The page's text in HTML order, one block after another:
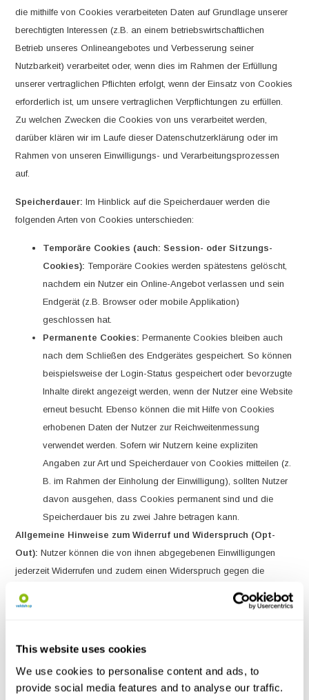
This website uses cookies
We use cookies to personalise content and ads, to
provide social media features and to analyse our traffic.
die mithilfe von Cookies verarbeiteten Daten auf Grundlage unserer
berechtigten Interessen (z.B. an einem betriebswirtschaftlichen
Betrieb unseres Onlineangebotes und Verbesserung seiner
Nutzbarkeit) verarbeitet oder, wenn dies im Rahmen der Erfüllung
unserer vertraglichen Pflichten erfolgt, wenn der Einsatz von Cookies
erforderlich ist, um unsere vertraglichen Verpflichtungen zu erfüllen.
Zu welchen Zwecken die Cookies von uns verarbeitet werden,
darüber klären wir im Laufe dieser Datenschutzerklärung oder im
Rahmen von unseren Einwilligungs- und Verarbeitungsprozessen
auf.
Speicherdauer:Im Hinblick auf die Speicherdauer werden die
folgenden Arten von Cookies unterschieden:
Temporäre Cookies (auch: Session- oder Sitzungs-
Cookies): Temporäre Cookies werden spätestens gelöscht,
nachdem ein Nutzer ein Online-Angebot verlassen und sein
Endgerät (z.B. Browser oder mobile Applikation)
geschlossen hat.
Permanente Cookies: Permanente Cookies bleiben auch
nach dem Schließen des Endgerätes gespeichert. So können
beispielsweise der Login-Status gespeichert oder bevorzugte
Inhalte direkt angezeigt werden, wenn der Nutzer eine Website
erneut besucht. Ebenso können die mit Hilfe von Cookies
erhobenen Daten der Nutzer zur Reichweitenmessung
verwendet werden. Sofern wir Nutzern keine expliziten
Angaben zur Art und Speicherdauer von Cookies mitteilen (z.
B. im Rahmen der Einholung der Einwilligung), sollten Nutzer
davon ausgehen, dass Cookies permanent sind und die
Speicherdauer bis zu zwei Jahre betragen kann.
Allgemeine Hinweise zum Widerruf und Widerspruch (Opt-
Out):Nutzer können die von ihnen abgegebenen Einwilligungen
jederzeit Widerrufen und zudem einen Widerspruch gegen die
DSGVO einlegen (weitere Hinweise zum Widerspruch erfolgen im
Weitere Hinweise zu Verarbeitungsprozessen, Verfahren und
Diensten: